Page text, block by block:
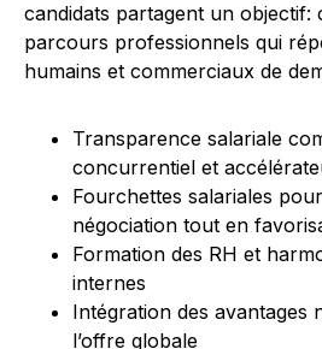
candidats partagent un objectif:
parcours professionnels qui
humains et commerciaux de
Transparence salariale
concurrentiel et
Fourchettes salariales
négociation tout en
Formation des RH et
internes
Intégration des avantages
l’offre globale